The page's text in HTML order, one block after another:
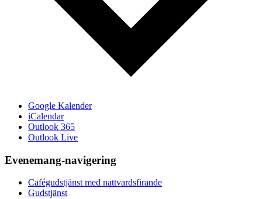
Google Kalender
iCalendar
Outlook 365
Outlook Live
Evenemang-navigering
Cafégudstjänst med nattvardsfirande
Gudstjänst